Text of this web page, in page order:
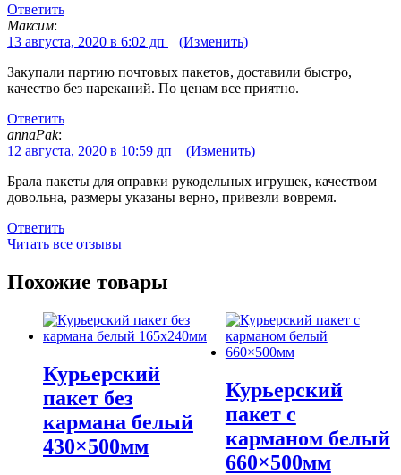
Ответить
Максим:
13 августа, 2020 в 6:02 дп
(Изменить)
Закупали партию почтовых пакетов, доставили быстро,
качество без нареканий. По ценам все приятно.
Ответить
annaPak:
12 августа, 2020 в 10:59 дп
(Изменить)
Брала пакеты для оправки рукодельных игрушек, качеством
довольна, размеры указаны верно, привезли вовремя.
Ответить
Читать все отзывы
Похожие товары
Курьерский
пакет без
кармана белый
430×500мм
Курьерский
пакет с
карманом белый
660×500мм